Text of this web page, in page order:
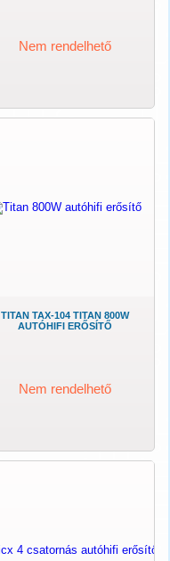
Nem rendelhető
TITAN TAX-104 TITAN 800W
AUTÓHIFI ERŐSÍTŐ
Nem rendelhető